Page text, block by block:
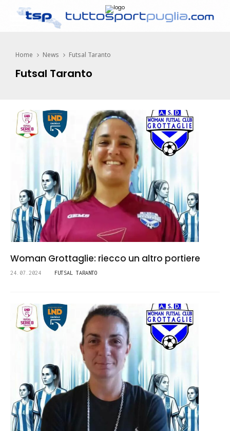
Home News Futsal Taranto
Futsal Taranto
Woman Grottaglie: riecco un altro portiere
24.07.2024 FUTSAL TARANTO